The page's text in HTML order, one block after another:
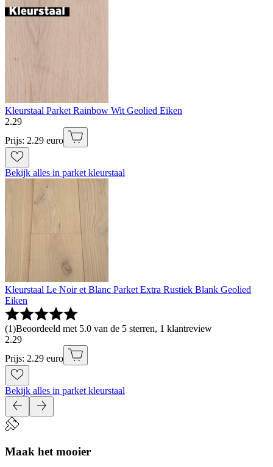
Kleurstaal Parket Rainbow Wit Geolied Eiken
2.29
Prijs: 2.29 euro
Bekijk alles in parket kleurstaal
Kleurstaal Le Noir et Blanc Parket Extra Rustiek Blank Geolied
Eiken
(1)Beoordeeld met 5.0 van de 5 sterren, 1 klantreview
2.29
Prijs: 2.29 euro
Bekijk alles in parket kleurstaal
Maak het mooier